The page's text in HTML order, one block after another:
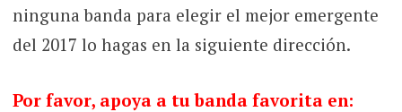
ninguna banda para elegir el mejor emergente
del 2017 lo hagas en la siguiente dirección.
Por favor, apoya a tu banda favorita en: